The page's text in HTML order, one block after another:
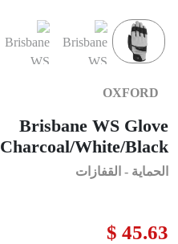
Brisbane WS Glove
Charcoal/White/Black
الحماية - القفازات
45.63 $